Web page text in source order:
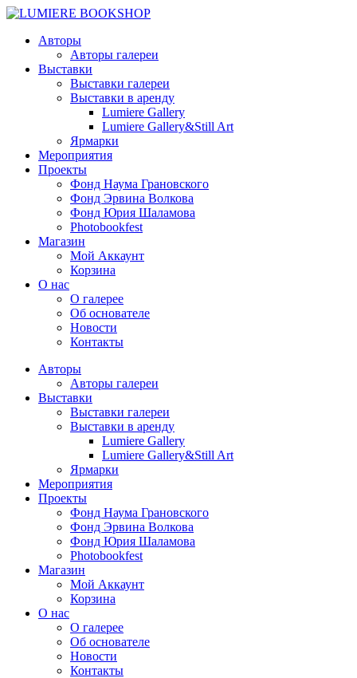
Авторы
Авторы галереи
Выставки
Выставки галереи
Выставки в аренду
Lumiere Gallery
Lumiere Gallery&Still Art
Ярмарки
Мероприятия
Проекты
Фонд Наума Грановского
Фонд Эрвина Волкова
Фонд Юрия Шаламова
Photobookfest
Магазин
Мой Аккаунт
Корзина
О нас
О галерее
Об основателе
Новости
Контакты
Авторы
Авторы галереи
Выставки
Выставки галереи
Выставки в аренду
Lumiere Gallery
Lumiere Gallery&Still Art
Ярмарки
Мероприятия
Проекты
Фонд Наума Грановского
Фонд Эрвина Волкова
Фонд Юрия Шаламова
Photobookfest
Магазин
Мой Аккаунт
Корзина
О нас
О галерее
Об основателе
Новости
Контакты